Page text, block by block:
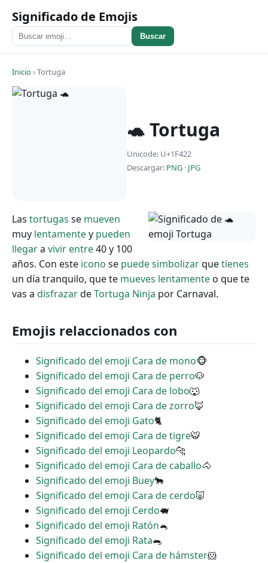
Significado de Emojis
Buscar
Inicio›Tortuga
🐢 Tortuga
Unicode: U+1F422
Descargar: PNG · JPG
Las tortugas se mueven
muy lentamentey pueden
llegara vivir entre40 y 100
años. Con este icono se puedesimbolizarquetienes
un día tranquilo, que te mueves lentamenteo que te
vas a disfrazardeTortuga Ninja por Carnaval.
Emojis relaccionados con
Significado del emoji Cara de mono🐵
Significado del emoji Cara de perro🐶
Significado del emoji Cara de lobo🐺
Significado del emoji Cara de zorro🦊
Significado del emoji Gato🐈
Significado del emoji Cara de tigre🐯
Significado del emoji Leopardo🐆
Significado del emoji Cara de caballo🐴
Significado del emoji Buey🐂
Significado del emoji Cara de cerdo🐷
Significado del emoji Cerdo🐖
Significado del emoji Ratón🐁
Significado del emoji Rata🐀
Significado del emoji Cara de hámster🐹